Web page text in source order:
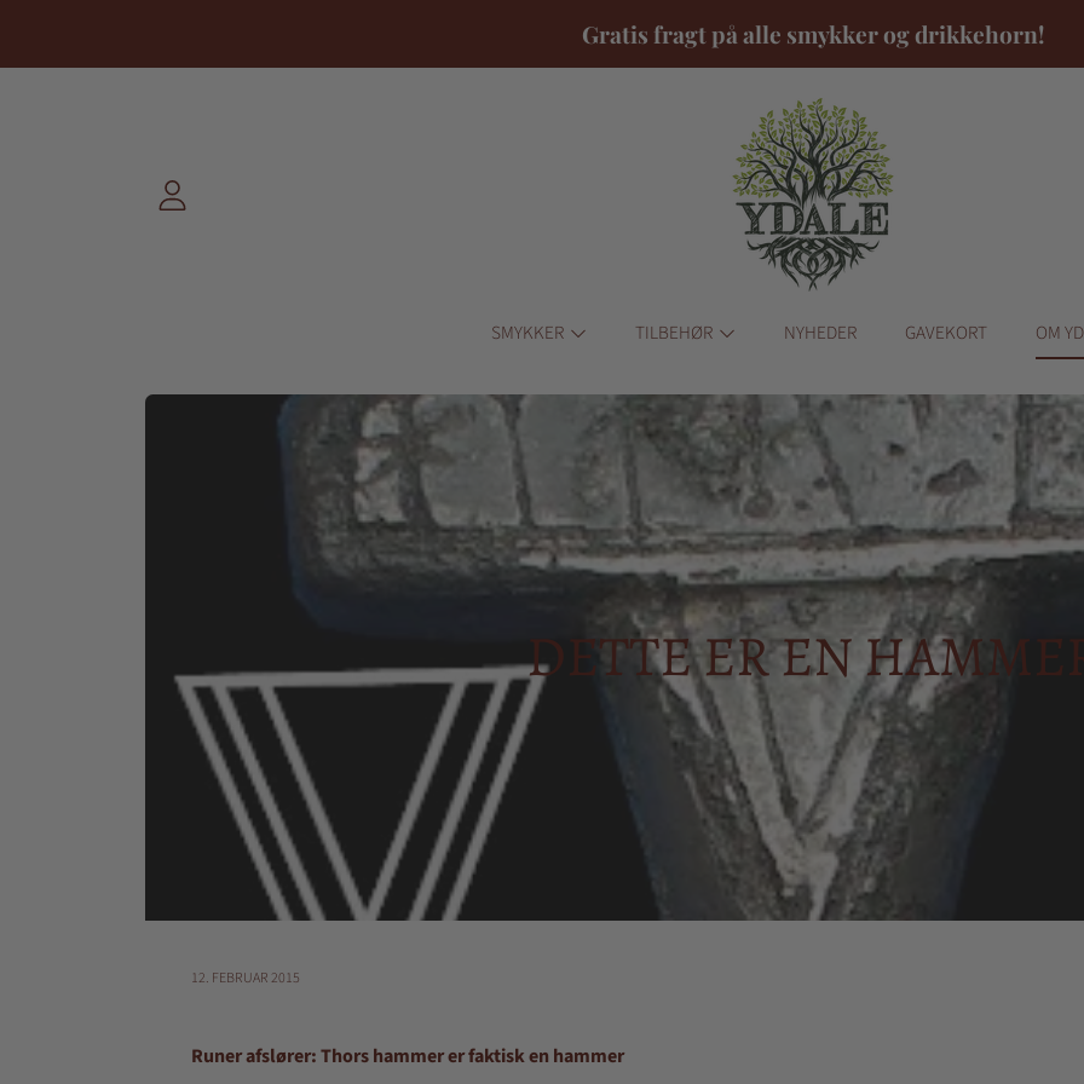
Gratis fragt på alle smykker og drikkehorn!
LOG
IND
SMYKKER TILBEHØR NYHEDER GAVEKORT OM
DETTE ER EN
12. FEBRUAR 2015
Runer afslører: Thors hammer er faktisk en hammer